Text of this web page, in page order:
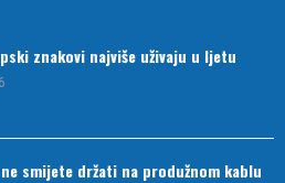
znakovi najviše uživaju u ljetu
ne smijete držati na produžnom kablu